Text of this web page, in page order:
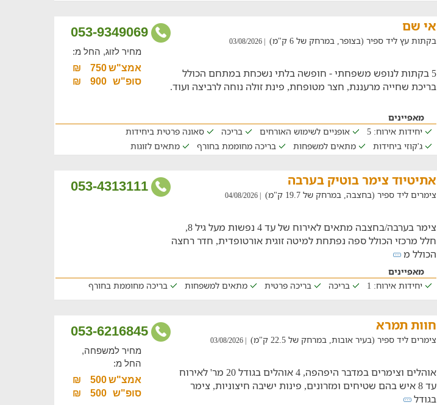
053-9349069 אי שם
בקתות עץ ליד ספיר (בצופר, במרחק של 6 ק"מ) | 03/08/2026
5 בקתות לנופש משפחתי - חופשה בלתי נשכחת במתחם הכולל
בריכת שחייה מרעננת, חצר מטופחת, פינת זולה נוחה לרביצה ועוד.
מחיר לזוג, החל מ:
אמצ"ש750
₪
סופ"ש
900
₪
מאפיינים
יחידות אירוח: 5
אופניים לשימוש האורחים בריכה
סאונה פרטית ביחידות
ג'קוזי ביחידות
מתאים למשפחות בריכה מחוממת בחורף מתאים לזוגות
053-4313111 אתיטיוד צימר בוטיק בערבה
צימרים ליד ספיר (בחצבה, במרחק של 19.7 ק"מ) | 04/08/2026
צימר בערבה/בחצבה מתאים לאירוח של עד 4 נפשות מעל גיל 8,
חלל מרכזי הכולל ספה נפתחת למיטה זוגית אורטופדית, חדר רחצה
הכולל מ
מאפיינים
יחידות אירוח: 1
בריכה בריכה פרטית מתאים למשפחות בריכה מחוממת בחורף
053-6216845 חוות תמרא
צימרים ליד ספיר (בעיר אובות, במרחק של 22.5 ק"מ) | 03/08/2026
אוהלים וצימרים במדבר היפהפה, 4 אוהלים בגודל 20 מר' לאירוח
עד 8 איש בהם שטיחים ומזרונים, פינות ישיבה חיצוניות, צימר
בגודל
מחיר למשפחה,
החל מ:
אמצ"ש500
₪
סופ"ש
500
₪